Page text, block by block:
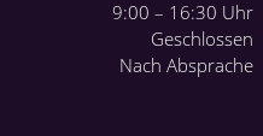
9:00 – 16:30 Uhr
Geschlossen
Nach Absprache